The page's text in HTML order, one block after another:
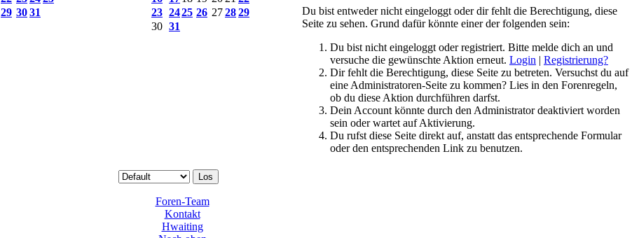
29 3031
23 2425 26 272829
30 31
Du bist entweder nicht eingeloggt oder dir fehlt die Berechtigung, diese
Seite zu sehen. Grund dafür könnte einer der folgenden sein:
Du bist nicht eingeloggt oder registriert. Bitte melde dich an und
versuche die gewünschte Aktion erneut. Login | Registrierung?
Dir fehlt die Berechtigung, diese Seite zu betreten. Versuchst du auf
eine Administratoren-Seite zu kommen? Lies in den Forenregeln,
ob du diese Aktion durchführen darfst.
Dein Account könnte durch den Administrator deaktiviert worden
sein oder wartet auf Aktivierung.
Du rufst diese Seite direkt auf, anstatt das entsprechende Formular
oder den entsprechenden Link zu benutzen.
Foren-Team
Kontakt
Hwaiting